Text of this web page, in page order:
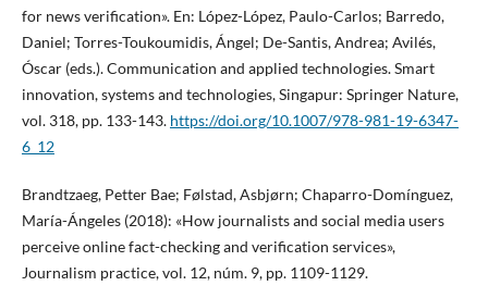
for news verification». En: López-López, Paulo-Carlos; Barredo,
Daniel; Torres-Toukoumidis, Ángel; De-Santis, Andrea; Avilés,
Óscar (eds.). Communication and applied technologies. Smart
innovation, systems and technologies, Singapur: Springer Nature,
vol. 318, pp. 133-143. https://doi.org/10.1007/978-981-19-6347-
6_12
Brandtzaeg, Petter Bae; Følstad, Asbjørn; Chaparro-Domínguez,
María-Ángeles (2018): «How journalists and social media users
perceive online fact-checking and verification services»,
Journalism practice, vol. 12, núm. 9, pp. 1109-1129.